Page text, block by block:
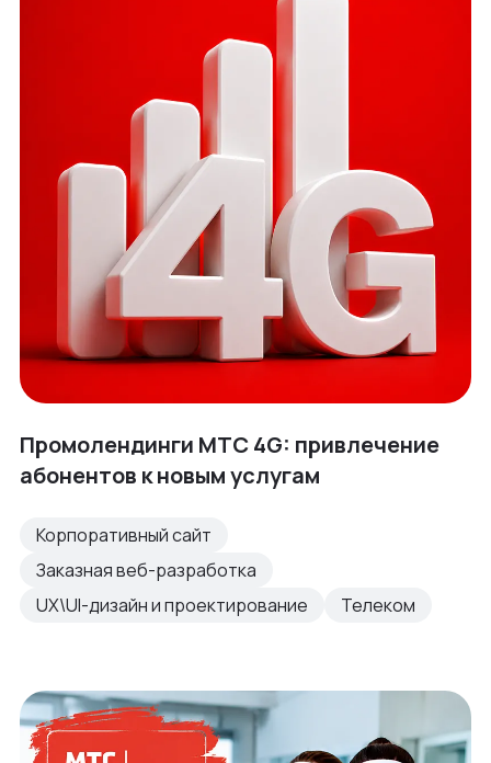
Промолендинги МТС 4G: привлечение
абонентов к новым услугам
Корпоративный сайт
Заказная веб-разработка
UX\UI-дизайн и проектирование
Телеком